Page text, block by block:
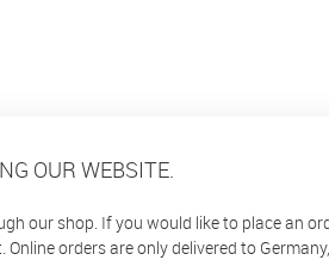
OUR WEBSITE.
our shop. If you would like to place an
Online orders are only delivered to